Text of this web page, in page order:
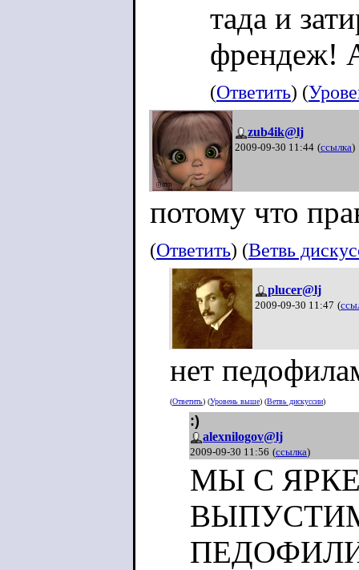
тада и
френдеж!
(Ответить) (
zub4ik@lj
2009-09-30 11:44 (ссылка)
потому что
(Ответить) (Ветвь
plucer@lj
2009-09-30 11:47 (
нет
(Ответить) (Уровень выше) (Ветвь дискуссии)
:)
alexnilogov@lj
2009-09-30 11:56 (ссылка)
МЫ С